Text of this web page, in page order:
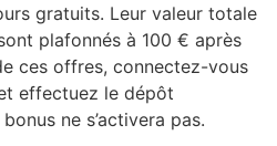
gratuits. Leur valeur totale
plafonnés à 100 € après
ces offres, connectez-vous
effectuez le dépôt
ne s’activera pas.